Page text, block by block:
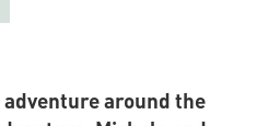
adventure around the